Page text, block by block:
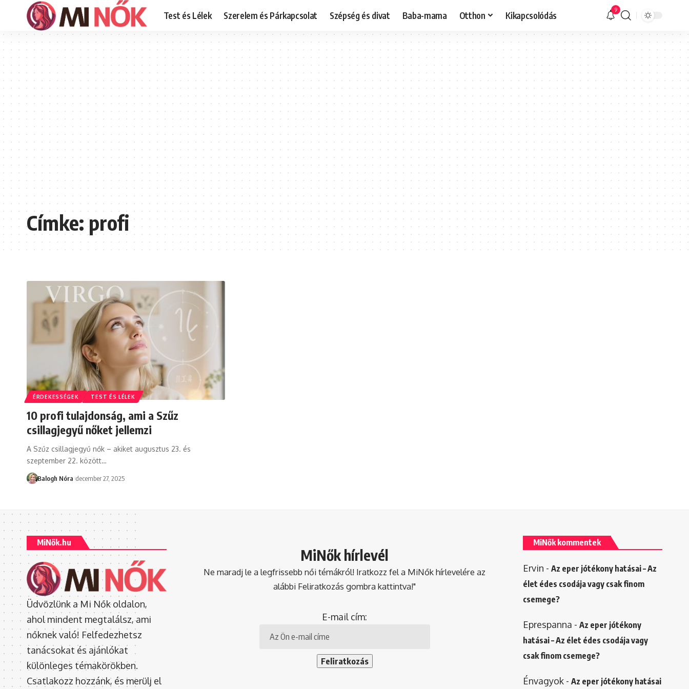
Test és Lélek Szerelem és Párkapcsolat Szépség és divat Baba-mama Otthon Kikapcsolódás 9
Címke:profi
ÉRDEKESSÉGEK TEST ÉS LÉLEK
10 profi tulajdonság, ami a Szűz
csillagjegyű nőket jellemzi
A Szűz csillagjegyű nők – akiket augusztus 23. és
szeptember 22. között…
Balogh Nóra december 27, 2025
MiNők.hu
Üdvözlünk a Mi Nők oldalon,
ahol mindent megtalálsz, ami
nőknek való! Felfedezhetsz
tanácsokat és ajánlókat
különleges témakörökben.
Csatlakozz hozzánk, és merülj el
MiNők hírlevél
Ne maradj le a legfrissebb női témákról! Iratkozz fel a MiNők hírlevelére az
alábbi Feliratkozás gombra kattintva!"
E-mail cím:
MiNők kommentek
Ervin - Az eper jótékony hatásai – Az
élet édes csodája vagy csak finom
csemege?
Eprespanna - Az eper jótékony
hatásai – Az élet édes csodája vagy
csak finom csemege?
Énvagyok- Az eper jótékony hatásai